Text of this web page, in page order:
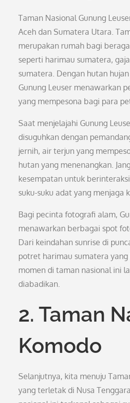
Taman Nasional Gunung
Aceh dan Sumatera Utara.
merupakan rumah bagi
seperti harimau sumatera,
sumatera. Dengan hutan
Gunung Leuser menawarkan
yang mempesona bagi para
Saat menjelajahi Gunung
disuguhkan dengan
jernih, air terjun yang
hutan yang menenangkan.
kesempatan untuk
suku-suku adat yang menjaga
Bagi pecinta fotografi alam,
menawarkan berbagai spot
Dari keindahan sunrise di
potret harimau sumatera
momen di taman nasional ini
diabadikan.
2. Taman
Komodo
Selanjutnya, kita menuju
yang terletak di Nusa